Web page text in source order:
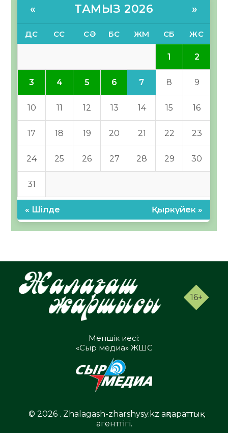
« ТАМЫЗ 2026 »
ДС СС СӘ БС ЖМ СБ ЖС
1 2
3 4 5 6 7 8 9
10 11 12 13 14 15 16
17 18 19 20 21 22 23
24 25 26 27 28 29 30
31
« Шілде Қыркүйек »
16+
Меншік иесі:
«Сыр медиа» ЖШС
© 2026 . Zhalagash-zharshysy.kz ақпараттық
агенттігі.